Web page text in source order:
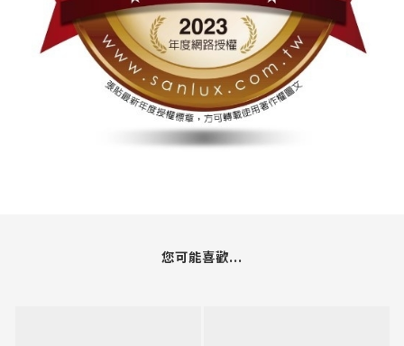
您可能喜歡...